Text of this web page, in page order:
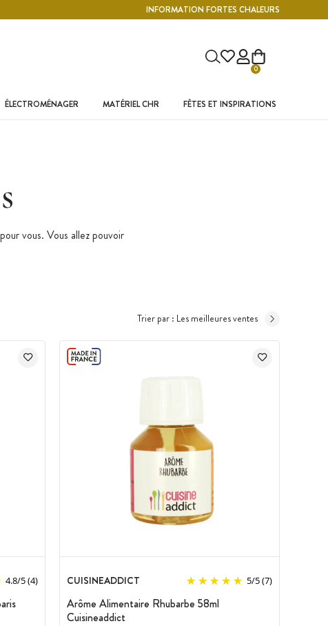
INFORMATION FORTES CHALEURS
0
ÉLECTROMÉNAGER MATÉRIEL CHR FÊTES ET INSPIRATIONS
vous. Vous allez pouvoir
Trier par : Les meilleures ventes
4.8/5(4) CUISINEADDICT 5/5(7)
Arôme Alimentaire Rhubarbe 58ml
Cuisineaddict